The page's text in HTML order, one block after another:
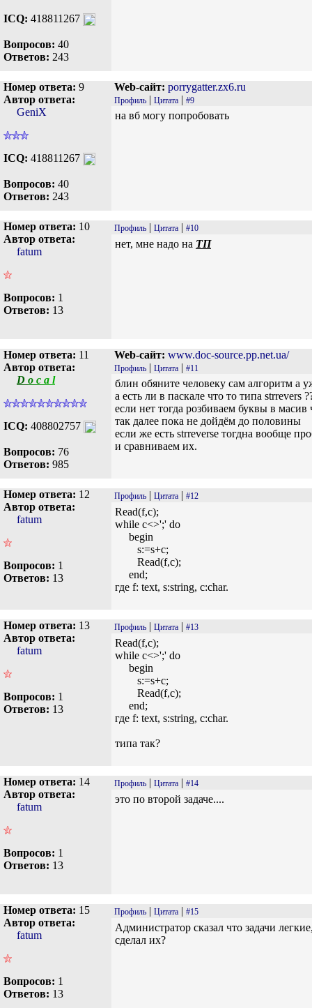
ICQ: 418811267
Вопросов: 40
Ответов: 243
Номер ответа: 9
Автор ответа:
GeniX
ICQ: 418811267
Вопросов: 40
Ответов: 243
Web-сайт: porrygatter.zx6.ru
Профиль | Цитата | #9
на вб могу попробовать
Номер ответа: 10
Автор ответа:
fatum
Вопросов: 1
Ответов: 13
Профиль | Цитата | #10
нет, мне надо на ТП
Номер ответа: 11
Автор ответа:
D o c a l
ICQ: 408802757
Вопросов: 76
Ответов: 985
Web-сайт: www.doc-source.pp.net.ua/
Профиль | Цитата | #11
блин обяните человеку сам алгоритм а
а есть ли в паскале что то типа strrevers
если нет тогда розбиваем буквы в
так далее пока не дойдём до половины
если же есть strreverse тогдна вообще
и сравниваем их.
Номер ответа: 12
Автор ответа:
fatum
Вопросов: 1
Ответов: 13
Профиль | Цитата | #12
Read(f,c);
while c<>';' do
begin
s:=s+c;
Read(f,c);
end;
где f: text, s:string, c:char.
Номер ответа: 13
Автор ответа:
fatum
Вопросов: 1
Ответов: 13
Профиль | Цитата | #13
Read(f,c);
while c<>';' do
begin
s:=s+c;
Read(f,c);
end;
где f: text, s:string, c:char.
типа так?
Номер ответа: 14
Автор ответа:
fatum
Вопросов: 1
Ответов: 13
Профиль | Цитата | #14
это по второй задаче....
Номер ответа: 15
Автор ответа:
fatum
Вопросов: 1
Ответов: 13
Профиль | Цитата | #15
Администратор сказал что задачи
сделал их?